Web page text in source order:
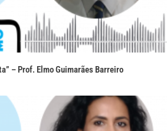
– Prof. Elmo Guimarães Barreiro